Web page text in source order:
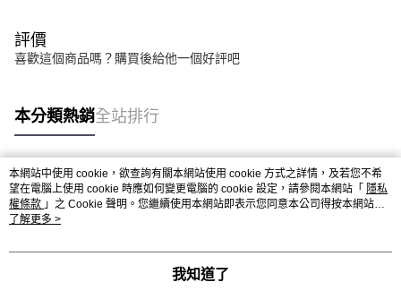
評價
喜歡這個商品嗎？購買後給他一個好評吧
本分類熱銷全站排行
熱門標籤
本網站中使用 cookie，欲查詢有關本網站使用 cookie 方式之詳情，及若您不希
望在電腦上使用 cookie 時應如何變更電腦的 cookie 設定，請參閱本網站「 隱私
權條款 」之 Cookie 聲明。您繼續使用本網站即表示您同意本公司得按本網站使
用條款之 Cookie 聲明使用 cookie。
了解更多 >
我知道了